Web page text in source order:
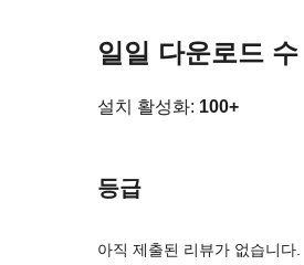
일일 다운로드 수
설치 활성화: 100+
등급
아직 제출된 리뷰가 없습니다.